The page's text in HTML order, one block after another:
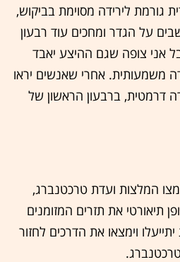
גורמת לירידה מסוימת בביקוש,
על הגדר ומחכים עוד רבעון
אני צופה שגם ההיצע יאבד
משמעותית. אחרי שאנשים יראו
דרמטית, ברבעון הראשון של
המלצות ועדת טרכטנברג,
תיאורטי את תזרים המזומנים
וימצאו את הדרכים לחזור